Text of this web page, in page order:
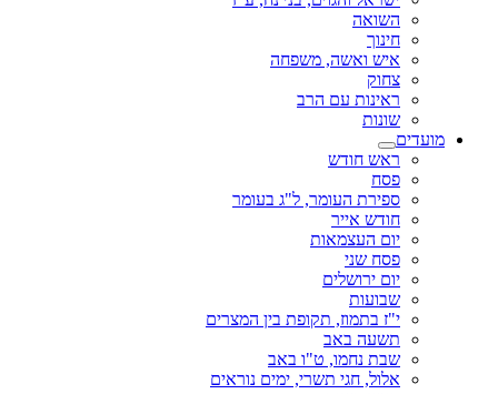
השואה
חינוך
איש ואשה, משפחה
צחוק
ראינות עם הרב
שונות
מועדים
ראש חודש
פסח
ספירת העומר, ל"ג בעומר
חודש אייר
יום העצמאות
פסח שני
יום ירושלים
שבועות
י"ז בתמוז, תקופת בין המצרים
תשעה באב
שבת נחמו, ט"ו באב
אלול, חגי תשרי, ימים נוראים